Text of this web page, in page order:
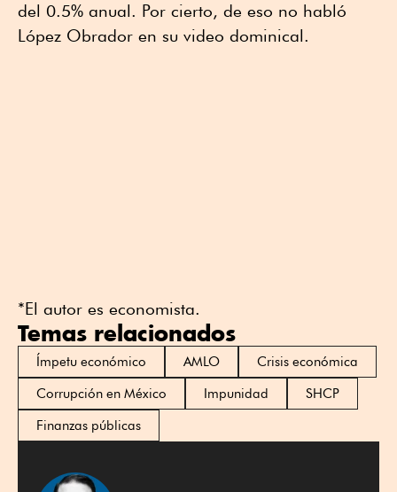
del 0.5% anual. Por cierto, de eso no habló
López Obrador en su video dominical.
*El autor es economista.
Temas relacionados
Ímpetu económico AMLO
Crisis económica
Corrupción en México
Impunidad
SHCP
Finanzas públicas